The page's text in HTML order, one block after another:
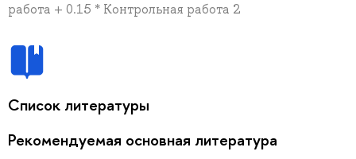
работа + 0.15 * Контрольная работа 2
Список литературы
Рекомендуемая основная литература